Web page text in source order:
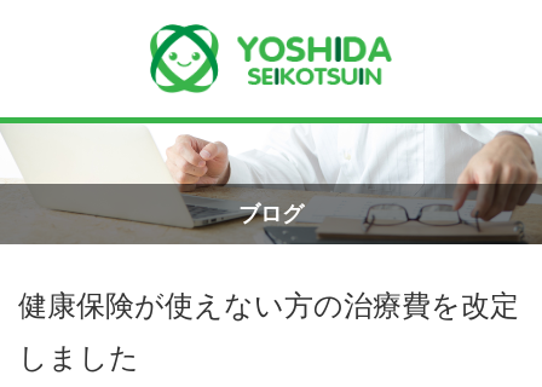
ブログ
健康保険が使えない方の治療費を改定
しました
当院が選ばれる理由
院長プロフィール